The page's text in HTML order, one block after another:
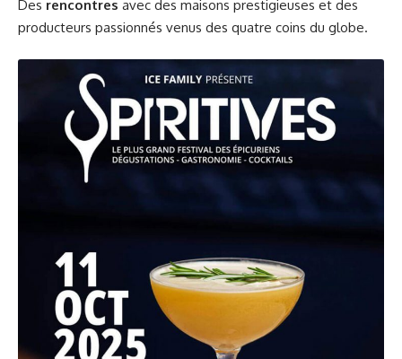
Des rencontres avec des maisons prestigieuses et des
producteurs passionnés venus des quatre coins du globe.